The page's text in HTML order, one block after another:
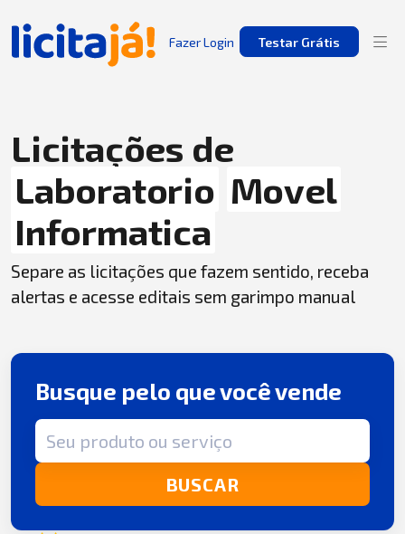
Fazer Login Testar Grátis
Licitações de
Laboratorio Movel
Informatica
Separe as licitações que fazem sentido, receba
alertas e acesse editais sem garimpo manual
Busque pelo que você vende
Termo de busca
BUSCAR